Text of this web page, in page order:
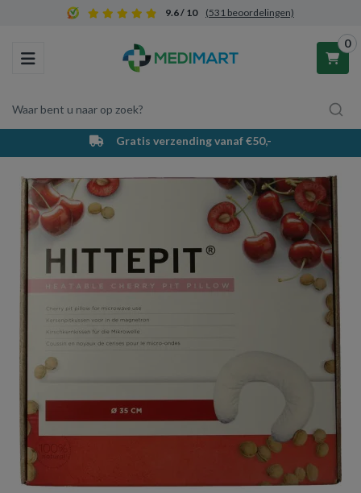
9.6 / 10 (531 beoordelingen)
Toggle navigation
Waar bent u naar op zoek?
0
Winkelwagen
Uw winkelwagen is leeg.
Vul hem met producten.
Gratis verzending vanaf €50,-